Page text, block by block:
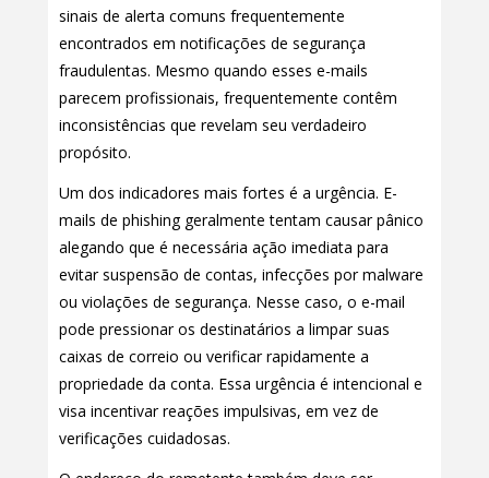
sinais de alerta comuns frequentemente
encontrados em notificações de segurança
fraudulentas. Mesmo quando esses e-mails
parecem profissionais, frequentemente contêm
inconsistências que revelam seu verdadeiro
propósito.
Um dos indicadores mais fortes é a urgência. E-
mails de phishing geralmente tentam causar pânico
alegando que é necessária ação imediata para
evitar suspensão de contas, infecções por malware
ou violações de segurança. Nesse caso, o e-mail
pode pressionar os destinatários a limpar suas
caixas de correio ou verificar rapidamente a
propriedade da conta. Essa urgência é intencional e
visa incentivar reações impulsivas, em vez de
verificações cuidadosas.